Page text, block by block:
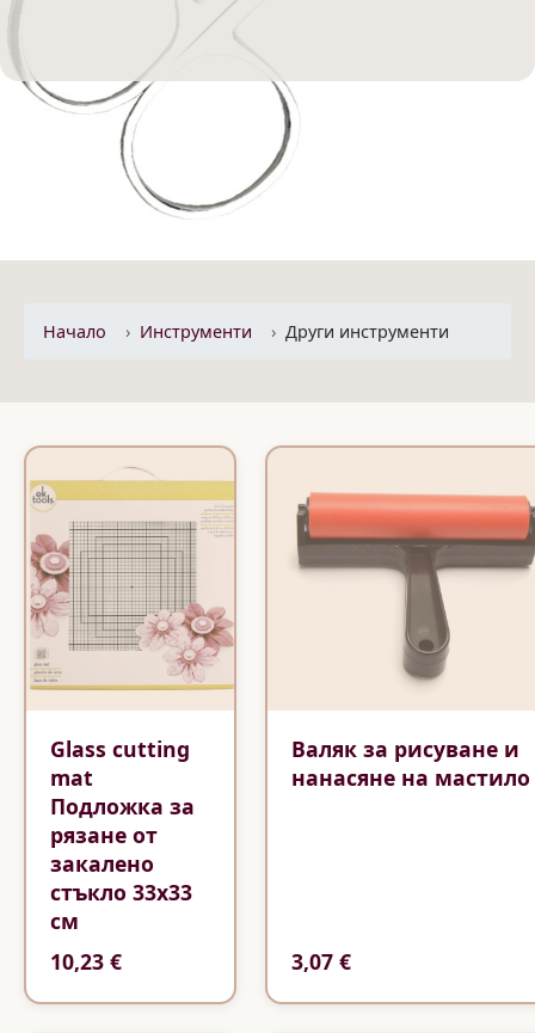
Начало Инструменти Други инструменти
Glass cutting
mat
Подложка за
рязане от
закалено
стъкло 33х33
см
10,23 €
Валяк за рисуване и
нанасяне на мастило
3,07 €